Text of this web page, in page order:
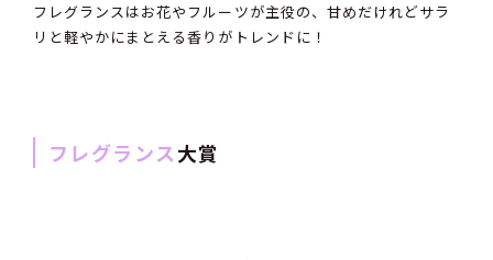
フレグランスはお花やフルーツが主役の、甘めだけれどサラ
リと軽やかにまとえる香りがトレンドに！
フレグランス大賞